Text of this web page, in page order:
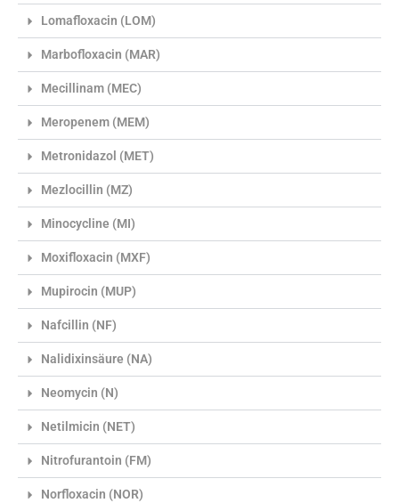
Lomafloxacin (LOM)
Marbofloxacin (MAR)
Mecillinam (MEC)
Meropenem (MEM)
Metronidazol (MET)
Mezlocillin (MZ)
Minocycline (MI)
Moxifloxacin (MXF)
Mupirocin (MUP)
Nafcillin (NF)
Nalidixinsäure (NA)
Neomycin (N)
Netilmicin (NET)
Nitrofurantoin (FM)
Norfloxacin (NOR)